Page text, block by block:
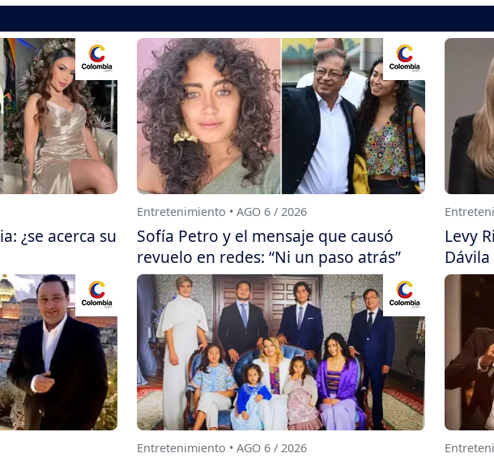
¿se acerca su
Entretenimiento • AGO 6 / 2026
Sofía Petro y el mensaje que causó
revuelo en redes: “Ni un paso atrás”
Levy
Entretenimiento • AGO 6 / 2026